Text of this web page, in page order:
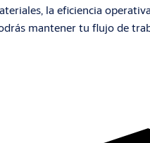
la eficiencia
mantener tu flujo de